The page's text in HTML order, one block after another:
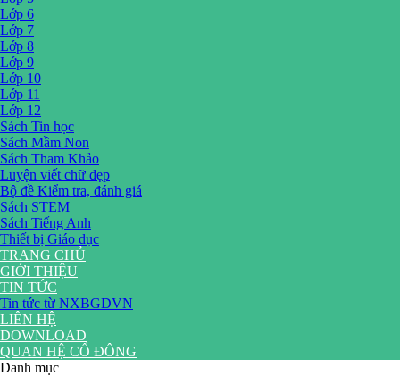
Lớp 6
Lớp 7
Lớp 8
Lớp 9
Lớp 10
Lớp 11
Lớp 12
Sách Tin học
Sách Mầm Non
Sách Tham Khảo
Luyện viết chữ đẹp
Bộ đề Kiểm tra, đánh giá
Sách STEM
Sách Tiếng Anh
Thiết bị Giáo dục
TRANG CHỦ
GIỚI THIỆU
TIN TỨC
Tin tức từ NXBGDVN
LIÊN HỆ
DOWNLOAD
QUAN HỆ CỔ ĐÔNG
Danh mục